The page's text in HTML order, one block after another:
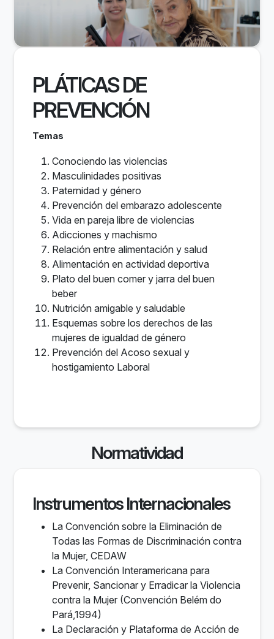
PLÁTICAS DE
PREVENCIÓN
Temas
Conociendo las violencias
Masculinidades positivas
Paternidad y género
Prevención del embarazo adolescente
Vida en pareja libre de violencias
Adicciones y machismo
Relación entre alimentación y salud
Alimentación en actividad deportiva
Plato del buen comer y jarra del buen
beber
Nutrición amigable y saludable
Esquemas sobre los derechos de las
mujeres de igualdad de género
Prevención del Acoso sexual y
hostigamiento Laboral
Normatividad
Instrumentos Internacionales
La Convención sobre la Eliminación de
Todas las Formas de Discriminación contra
la Mujer, CEDAW
La Convención Interamericana para
Prevenir, Sancionar y Erradicar la Violencia
contra la Mujer (Convención Belém do
Pará,1994)
La Declaración y Plataforma de Acción de